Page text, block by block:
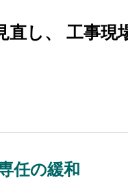
直し、 工事
任の緩和